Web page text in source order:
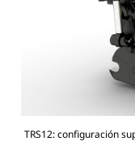
TRS12: configuración